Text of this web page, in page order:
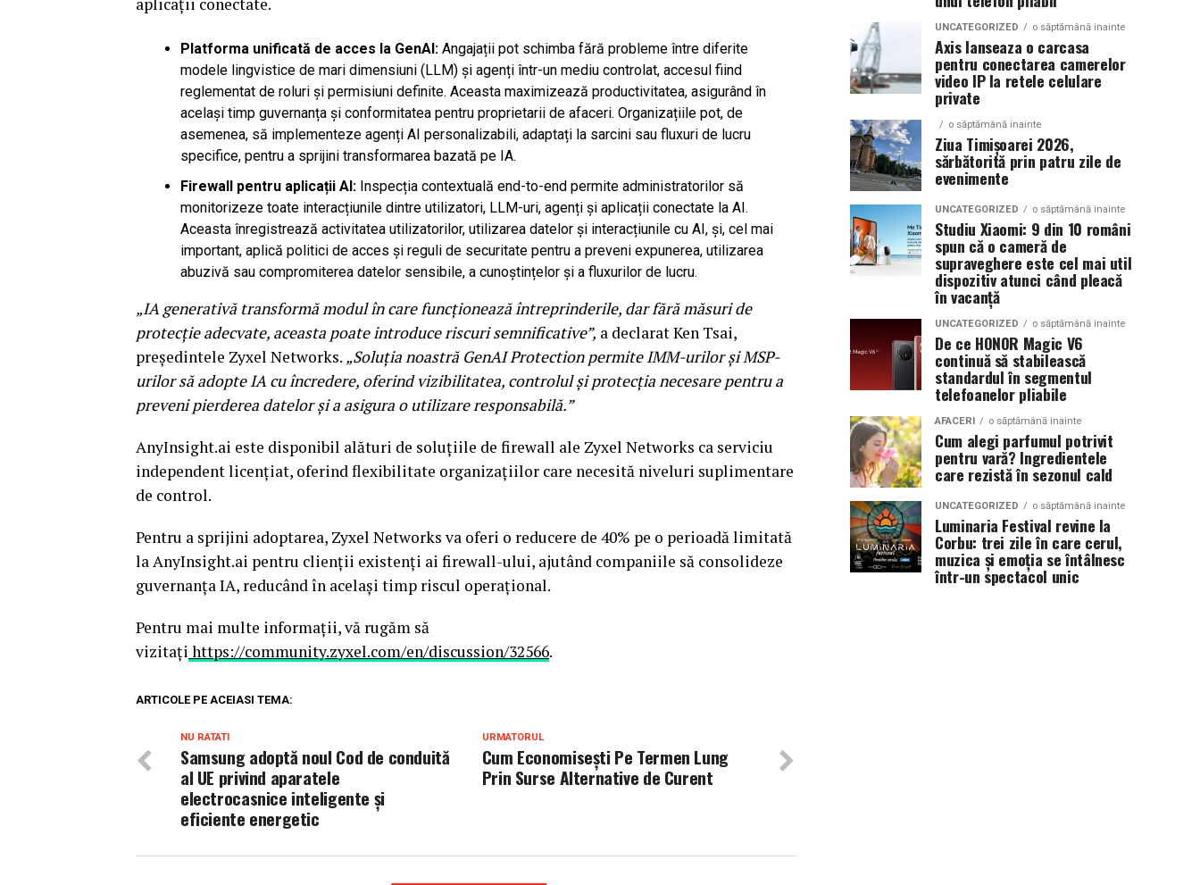
aplicații conectate.
Platforma unificată de acces la GenAI: Angajații pot schimba fără probleme între diferite
modele lingvistice de mari dimensiuni (LLM) și agenți într-un mediu controlat, accesul fiind
reglementat de roluri și permisiuni definite. Aceasta maximizează productivitatea, asigurând în
același timp guvernanța și conformitatea pentru proprietarii de afaceri. Organizațiile pot, de
asemenea, să implementeze agenți AI personalizabili, adaptați la sarcini sau fluxuri de lucru
specifice, pentru a sprijini transformarea bazată pe IA.
Firewall pentru aplicații AI: Inspecția contextuală end-to-end permite administratorilor să
monitorizeze toate interacțiunile dintre utilizatori, LLM-uri, agenți și aplicații conectate la AI.
Aceasta înregistrează activitatea utilizatorilor, utilizarea datelor și interacțiunile cu AI, și, cel mai
important, aplică politici de acces și reguli de securitate pentru a preveni expunerea, utilizarea
abuzivă sau compromiterea datelor sensibile, a cunoștințelor și a fluxurilor de lucru.
„IA generativă transformă modul în care funcționează întreprinderile, dar fără măsuri de
protecție adecvate, aceasta poate introduce riscuri semnificative”, a declarat Ken Tsai,
președintele Zyxel Networks. „Soluția noastră GenAI Protection permite IMM-urilor și MSP-
urilor să adopte IA cu încredere, oferind vizibilitatea, controlul și protecția necesare pentru a
preveni pierderea datelor și a asigura o utilizare responsabilă.”
AnyInsight.ai este disponibil alături de soluțiile de firewall ale Zyxel Networks ca serviciu
independent licențiat, oferind flexibilitate organizațiilor care necesită niveluri suplimentare
de control.
Pentru a sprijini adoptarea, Zyxel Networks va oferi o reducere de 40% pe o perioadă limitată
la AnyInsight.ai pentru clienții existenți ai firewall-ului, ajutând companiile să consolideze
guvernanța IA, reducând în același timp riscul operațional.
Pentru mai multe informații, vă rugăm să
vizitați https://community.zyxel.com/en/discussion/32566.
ARTICOLE PE ACEIASI TEMA:
URMATORUL
Cum Economisești Pe Termen Lung
Prin Surse Alternative de Curent
NU RATATI
Samsung adoptă noul Cod de conduită
al UE privind aparatele
electrocasnice inteligente și
eficiente energetic
UNCATEGORIZED o săptămână inainte
Axis lanseaza o carcasa
pentru conectarea camerelor
video IP la retele celulare
private
o săptămână inainte
Ziua Timișoarei 2026,
sărbătorită prin patru zile de
evenimente
UNCATEGORIZED o săptămână inainte
Studiu Xiaomi: 9 din 10 români
spun că o cameră de
supraveghere este cel mai util
dispozitiv atunci când pleacă
în vacanță
UNCATEGORIZED o săptămână inainte
De ce HONOR Magic V6
continuă să stabilească
standardul în segmentul
telefoanelor pliabile
AFACERI o săptămână inainte
Cum alegi parfumul potrivit
pentru vară? Ingredientele
care rezistă în sezonul cald
UNCATEGORIZED o săptămână inainte
Luminaria Festival revine la
Corbu: trei zile în care cerul,
muzica și emoția se întâlnesc
într-un spectacol unic